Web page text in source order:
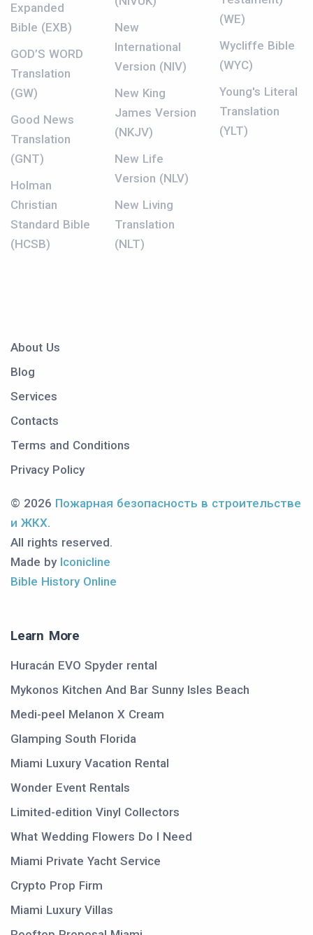
Expanded
Bible (EXB)
GOD’S WORD
Translation
(GW)
Good News
Translation
(GNT)
Holman
Christian
Standard Bible
(HCSB)
New
International
Version (NIV)
New King
James Version
(NKJV)
New Life
Version (NLV)
New Living
Translation
(NLT)
(WE)
Wycliffe Bible
(WYC)
Young's Literal
Translation
(YLT)
About Us
Blog
Services
Contacts
Terms and Conditions
Privacy Policy
© 2026 Пожарная безопасность в строительстве
и ЖКХ.
All rights reserved.
Made by Iconicline
Bible History Online
Learn More
Huracán EVO Spyder rental
Mykonos Kitchen And Bar Sunny Isles Beach
Medi-peel Melanon X Cream
Glamping South Florida
Miami Luxury Vacation Rental
Wonder Event Rentals
Limited-edition Vinyl Collectors
What Wedding Flowers Do I Need
Miami Private Yacht Service
Crypto Prop Firm
Miami Luxury Villas